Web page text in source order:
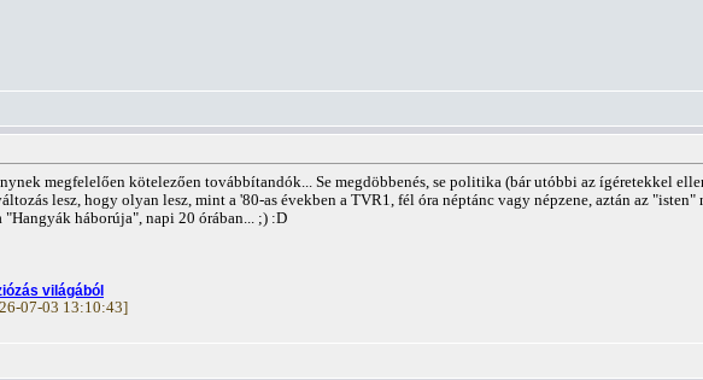
megfelelően kötelezően továbbítandók... Se megdöbbenés, se politika (bár utóbbi az ígéretekkel
lesz, hogy olyan lesz, mint a '80-as években a TVR1, fél óra néptánc vagy népzene, aztán az
"Hangyák háborúja", napi 20 órában... ;) :D
világából
07-03 13:10:43]